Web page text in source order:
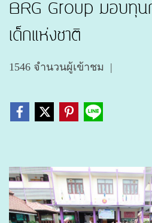
BRG Group มอบทุน
เด็กแห่งชาติ
1546 จำนวนผู้เข้าชม |